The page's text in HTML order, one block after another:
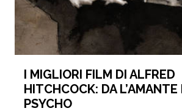
I MIGLIORI FILM DI ALFRED
HITCHCOCK: DA L’AMANTE
PSYCHO